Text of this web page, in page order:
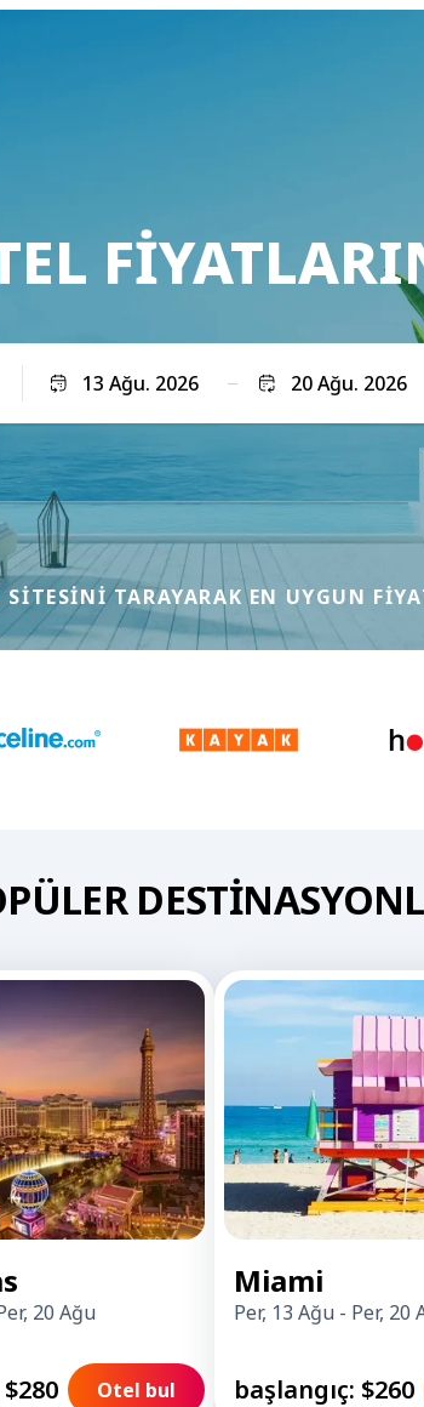
SITESINI TARAYARAK EN UYGUN
20 Ağu
Otel bul
Miami
Per, 13 Ağu - Per, 20
başlangıç: $260